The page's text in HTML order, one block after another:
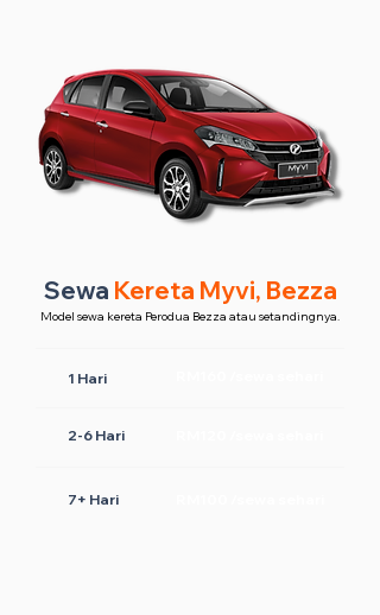
Sewa Kereta Myvi, Bezza
Model sewa kereta Perodua Bezza atau setandingnya.
1 Hari
2-6 Hari
7+ Hari